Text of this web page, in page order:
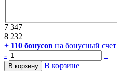
7 347
8 232
+ 110 бонусов на бонусный счет
-
+
В корзину
В корзине